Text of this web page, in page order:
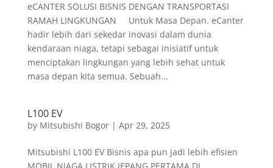
eCANTER SOLUSI BISNIS DENGAN TRANSPORTASI
RAMAH LINGKUNGAN Untuk Masa Depan. eCanter
hadir lebih dari sekedar inovasi dalam dunia
kendaraan niaga, tetapi sebagai inisiatif untuk
menciptakan lingkungan yang lebih sehat untuk
masa depan kita semua. Sebuah...
L100 EV
by Mitsubishi Bogor| Apr 29, 2025
Mitsubishi L100 EV Bisnis apa pun jadi lebih efisien